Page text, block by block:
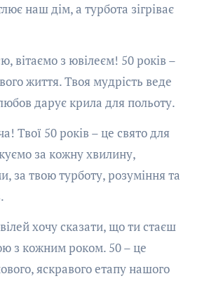
наш дім, а турбота зігріває
вітаємо з ювілеєм! 50 років –
життя. Твоя мудрість веде
дарує крила для польоту.
Твої 50 років – це свято для
за кожну хвилину,
за твою турботу, розуміння та
хочу сказати, що ти стаєш
з кожним роком. 50 – це
яскравого етапу нашого